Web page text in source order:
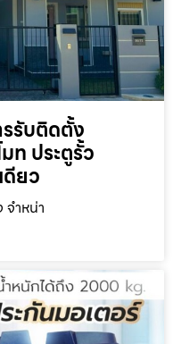
รับติดตั้ง
ท ประตูรั้ว
ยว
จำหน่า